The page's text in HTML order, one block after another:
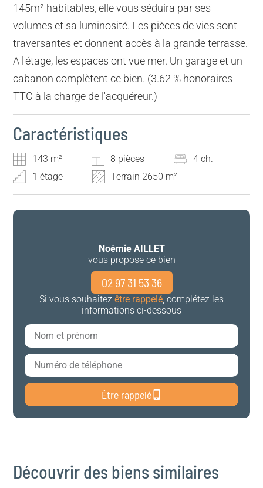
145m² habitables, elle vous séduira par ses
volumes et sa luminosité. Les pièces de vies sont
traversantes et donnent accès à la grande terrasse.
A l'étage, les espaces ont vue mer. Un garage et un
cabanon complètent ce bien. (3.62 % honoraires
TTC à la charge de l'acquéreur.)
Caractéristiques
143 m² 8 pièces
4 ch.
1 étage
Terrain 2650 m²
Noémie AILLET
vous propose ce bien
02 97 31 53 36
Si vous souhaitez être rappelé, complétez les
informations ci-dessous
Être rappelé
Découvrir des biens similaires